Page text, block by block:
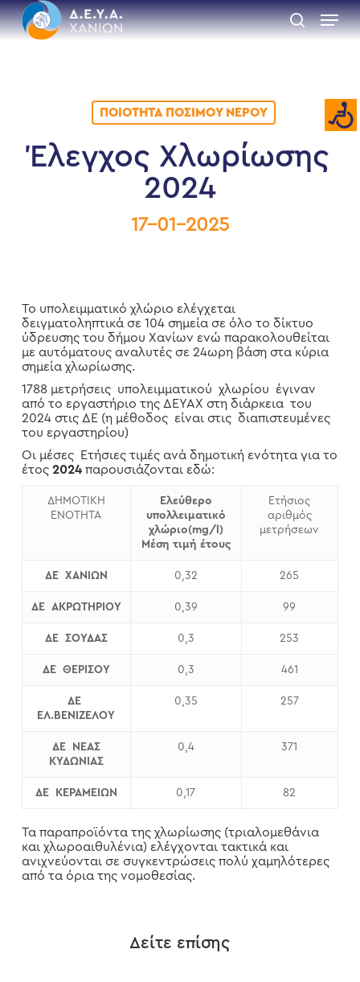
Skip
to
main
search
Menu
ΠΟΙΌΤΗΤΑ ΠΌΣΙΜΟΥ ΝΕΡΟΎ
Έλεγχος Χλωρίωσης
2024
17-01-2025
Το υπολειμματικό χλώριο ελέγχεται
δειγματοληπτικά σε 104 σημεία σε όλο το δίκτυο
ύδρευσης του δήμου Χανίων ενώ παρακολουθείται
με αυτόματους αναλυτές σε 24ωρη βάση στα κύρια
σημεία χλωρίωσης.
1788 μετρήσεις υπολειμματικού χλωρίου έγιναν
από το εργαστήριο της ΔΕΥΑΧ στη διάρκεια του
2024 στις ΔΕ (η μέθοδος είναι στις διαπιστευμένες
του εργαστηρίου)
Οι μέσες Ετήσιες τιμές ανά δημοτική ενότητα για το
έτος 2024παρουσιάζονται εδώ:
ΔΗΜΟΤΙΚΗ
ΕΝΟΤΗΤΑ
Ελεύθερο
υπολλειματικό
χλώριο(mg/l)
Μέση τιμή έτους
Ετήσιος
αριθμός
μετρήσεων
ΔΕ ΧΑΝΙΩΝ 0,32 265
ΔΕ ΑΚΡΩΤΗΡΙΟΥ 0,39 99
ΔΕ ΣΟΥΔΑΣ 0,3 253
ΔΕ ΘΕΡΙΣΟΥ 0,3 461
ΔΕ
ΕΛ.ΒΕΝΙΖΕΛΟΥ
0,35 257
ΔΕ ΝΕΑΣ
ΚΥΔΩΝΙΑΣ
0,4 371
ΔΕ ΚΕΡΑΜΕΙΩΝ 0,17 82
Τα παραπροϊόντα της χλωρίωσης (τριαλομεθάνια
και χλωροαιθυλένια) ελέγχονται τακτικά και
ανιχνεύονται σε συγκεντρώσεις πολύ χαμηλότερες
από τα όρια της νομοθεσίας.
Δείτε επίσης